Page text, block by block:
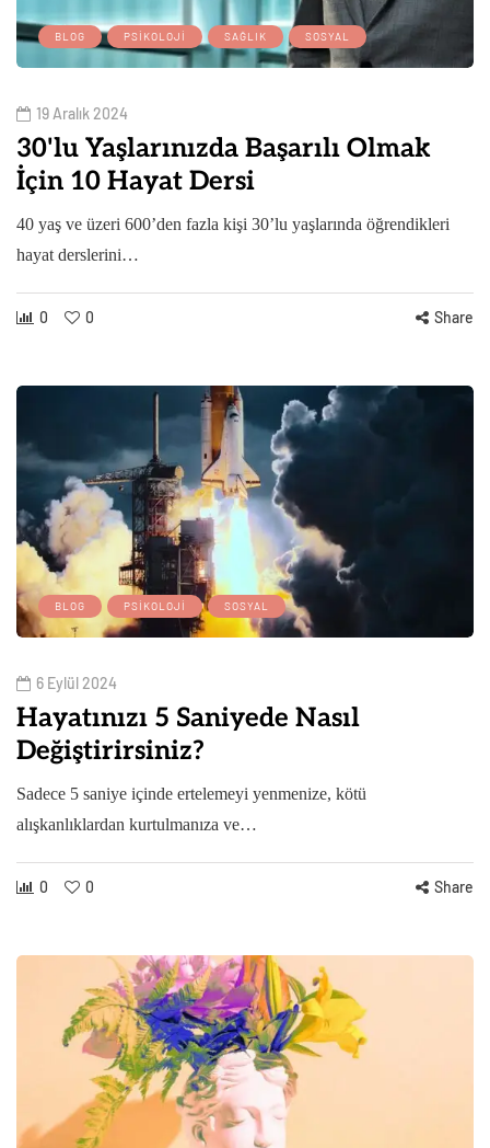
BLOG PSIKOLOJI SAĞLIK SOSYAL
19 Aralık 2024
30'lu Yaşlarınızda Başarılı Olmak
İçin 10 Hayat Dersi
40 yaş ve üzeri 600’den fazla kişi 30’lu yaşlarında öğrendikleri
hayat derslerini…
0 0 Share
BLOG PSIKOLOJI SOSYAL
6 Eylül 2024
Hayatınızı 5 Saniyede Nasıl
Değiştirirsiniz?
Sadece 5 saniye içinde ertelemeyi yenmenize, kötü
alışkanlıklardan kurtulmanıza ve…
0 0 Share